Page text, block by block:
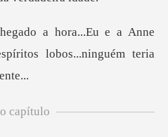
Anne
lobos..
capítulo